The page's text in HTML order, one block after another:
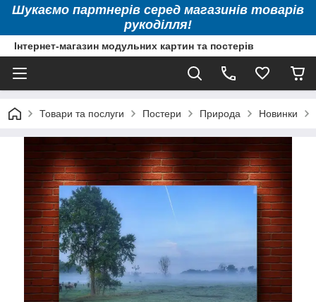
Шукаємо партнерів серед магазинів товарів
рукоділля!
Інтернет-магазин модульних картин та постерів
Товари та послуги Постери Природа Новинки